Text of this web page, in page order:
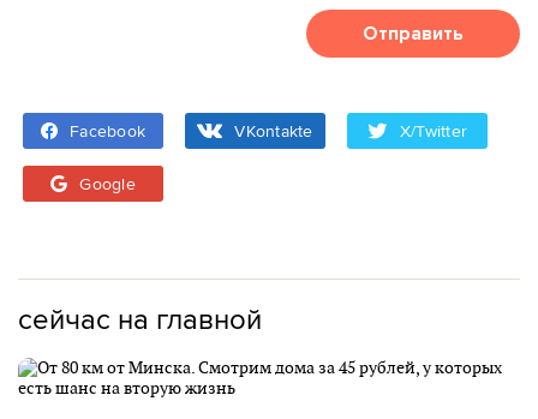
Отправить
Facebook VKontakte X/Twitter
Google
сейчас на главной